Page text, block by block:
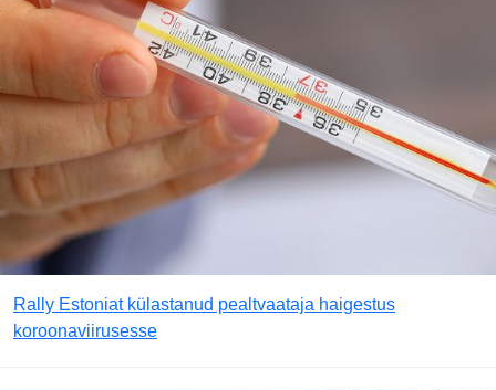
Rally Estoniat külastanud pealtvaataja haigestus
koroonaviirusesse